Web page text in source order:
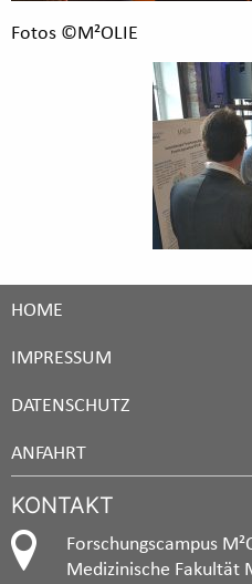
Fotos ©M²OLIE
HOME
IMPRESSUM
DATENSCHUTZ
ANFAHRT
KONTAKT
Forschungscampus
Medizinische Fakultät